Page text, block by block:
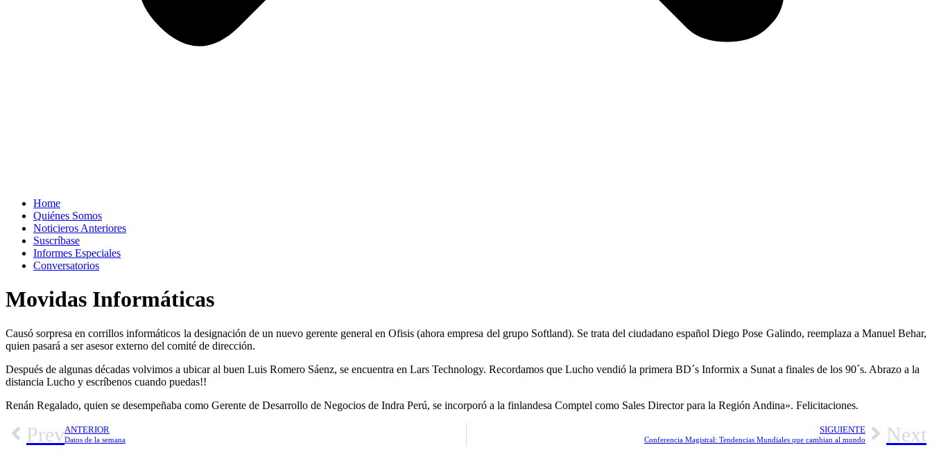
Home
Quiénes Somos
Noticieros Anteriores
Suscríbase
Informes Especiales
Conversatorios
Movidas Informáticas
Causó sorpresa en corrillos informáticos la designación de un nuevo gerente general en Ofisis (ahora empresa del grupo Softland). Se trata del ciudadano español Diego Pose Galindo, reemplaza a Manuel Behar,
quien pasará a ser asesor externo del comité de dirección.
Después de algunas décadas volvimos a ubicar al buen Luis Romero Sáenz, se encuentra en Lars Technology. Recordamos que Lucho vendió la primera BD´s Informix a Sunat a finales de los 90´s. Abrazo a la
distancia Lucho y escríbenos cuando puedas!!
Renán Regalado, quien se desempeñaba como Gerente de Desarrollo de Negocios de Indra Perú, se incorporó a la finlandesa Comptel como Sales Director para la Región Andina». Felicitaciones.
PrevANTERIOR
Datos de la semana
SIGUIENTE
Conferencia Magistral: Tendencias Mundiales que cambian al mundo Next